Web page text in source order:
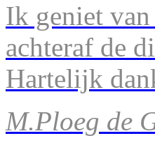
Ik geniet
achteraf de
Hartelijk
M.Ploeg de